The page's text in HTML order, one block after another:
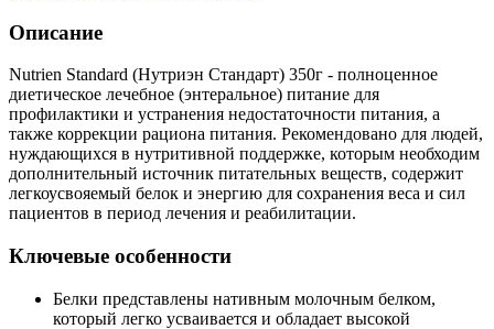
Описание
Nutrien Standard (Нутриэн Стандарт) 350г - полноценное
диетическое лечебное (энтеральное) питание для
профилактики и устранения недостаточности питания, а
также коррекции рациона питания. Рекомендовано для людей,
нуждающихся в нутритивной поддержке, которым необходим
дополнительный источник питательных веществ, содержит
легкоусвояемый белок и энергию для сохранения веса и сил
пациентов в период лечения и реабилитации.
Ключевые особенности
Белки представлены нативным молочным белком,
который легко усваивается и обладает высокой